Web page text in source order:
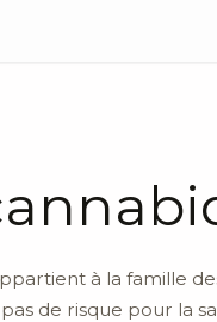
à la famille
de risque pour la